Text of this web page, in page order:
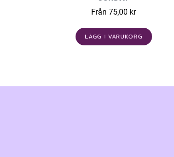
Från 75,00 kr
LÄGG I VARUKORG